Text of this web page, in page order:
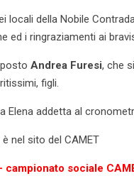
locali della Nobile
ed i ringraziamenti ai
Andrea Furesi, che
figli.
Elena addetta al
nel sito del CAMET
campionato sociale